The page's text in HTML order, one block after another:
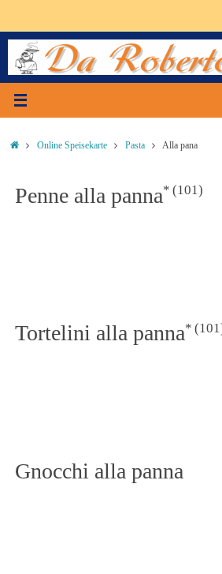
springen
StartOnline Speisekarte Pasta Alla pana
Penne alla panna 101
Tortelini alla panna 101
Gnocchi alla panna